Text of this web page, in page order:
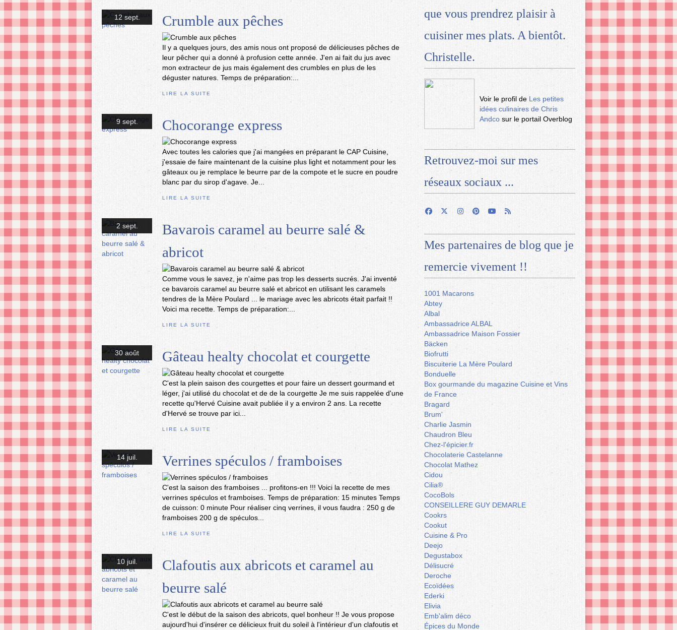
12 sept. Crumble aux pêches
Il y a quelques jours, des amis nous ont proposé de délicieuses pêches de
leur pêcher qui a donné à profusion cette année. J'en ai fait du jus avec
mon extracteur de jus mais également des crumbles en plus de les
déguster natures. Temps de préparation:...
LIRE LA SUITE
9 sept. Chocorange express
Avec toutes les calories que j'ai mangées en préparant le CAP Cuisine,
j'essaie de faire maintenant de la cuisine plus light et notamment pour les
gâteaux ou je remplace le beurre par de la compote et le sucre en poudre
blanc par du sirop d'agave. Je...
LIRE LA SUITE
2 sept.
Bavarois caramel au beurre salé &
abricot
Comme vous le savez, je n'aime pas trop les desserts sucrés. J'ai inventé
ce bavarois caramel au beurre salé et abricot en utilisant les caramels
tendres de la Mère Poulard ... le mariage avec les abricots était parfait !!
Voici ma recette. Temps de préparation:...
LIRE LA SUITE
30 août Gâteau healty chocolat et courgette
C'est la plein saison des courgettes et pour faire un dessert gourmand et
léger, j'ai utilisé du chocolat et de de la courgette Je me suis rappelée d'une
recette qu'Hervé Cuisine avait publiée il y a environ 2 ans. La recette
d'Hervé se trouve par ici...
LIRE LA SUITE
14 juil. Verrines spéculos / framboises
C'est la saison des framboises ... profitons-en !!! Voici la recette de mes
verrines spéculos et framboises. Temps de préparation: 15 minutes Temps
de cuisson: 0 minute Pour réaliser cinq verrines, il vous faudra : 250 g de
framboises 200 g de spéculos...
LIRE LA SUITE
10 juil.
Clafoutis aux abricots et caramel au
beurre salé
C'est le début de la saison des abricots, quel bonheur !! Je vous propose
aujourd'hui d'insérer ce délicieux fruit du soleil à l'intérieur d'un clafoutis et
que vous prendrez plaisir à
cuisiner mes plats. A bientôt.
Christelle.
Voir le profil de Les petites
idées culinaires de Chris
Andco sur le portail Overblog
Retrouvez-moi sur mes
réseaux sociaux ...
Mes partenaires de blog que je
remercie vivement !!
1001 Macarons
Abtey
Albal
Ambassadrice ALBAL
Ambassadrice Maison Fossier
Bäcken
Biofrutti
Biscuiterie La Mère Poulard
Bonduelle
Box gourmande du magazine Cuisine et Vins
de France
Bragard
Brum'
Charlie Jasmin
Chaudron Bleu
Chez-l'épicier.fr
Chocolaterie Castelanne
Chocolat Mathez
Cidou
Cilia®
CocoBols
CONSEILLERE GUY DEMARLE
Cookrs
Cookut
Cuisine & Pro
Deejo
Degustabox
Délisucré
Deroche
Ecoïdées
Ederki
Elivia
Emb'alim déco
Épices du Monde